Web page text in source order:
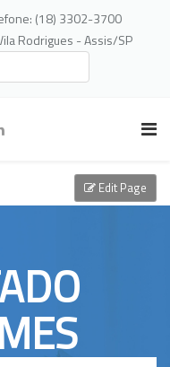
(18) 3302-3700
Rodrigues - Assis/SP
Edit Page